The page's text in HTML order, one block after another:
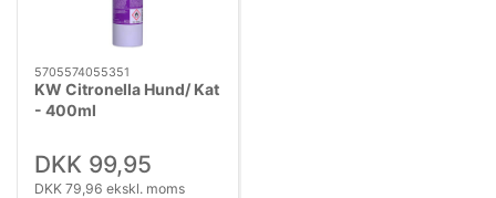
5705574055351
KW Citronella Hund/ Kat
- 400ml
DKK 99,95
DKK 79,96 ekskl. moms